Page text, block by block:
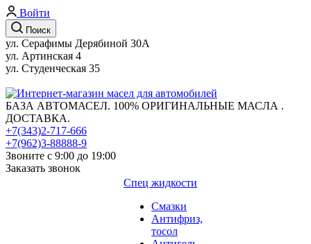
Войти
Поиск
ул. Серафимы Дерябиной 30А
ул. Артинская 4
ул. Студенческая 35
БАЗА АВТОМАСЕЛ. 100% ОРИГИНАЛЬНЫЕ МАСЛА .
ДОСТАВКА.
+7(343)2-717-666
+7(962)3-88888-9
Звоните с 9:00 до 19:00
Заказать звонок
Спец жидкости
Смазки
Антифриз,
тосол